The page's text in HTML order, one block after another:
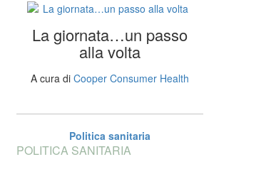
La giornata…un passo
alla volta
A cura di Cooper Consumer Health
Politica sanitaria
POLITICA SANITARIA